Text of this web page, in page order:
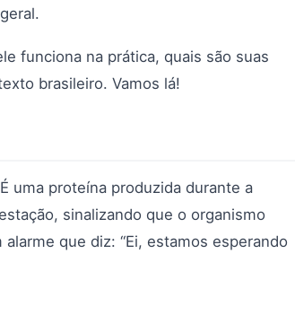
funciona na prática, quais são suas
brasileiro. Vamos lá!
uma proteína produzida durante a
sinalizando que o organismo
que diz: “Ei, estamos esperando